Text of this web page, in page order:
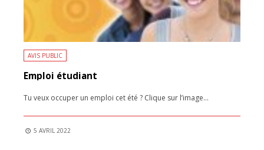
AVIS PUBLIC
Emploi étudiant
Tu veux occuper un emploi cet été ? Clique sur l’image...
5 AVRIL 2022